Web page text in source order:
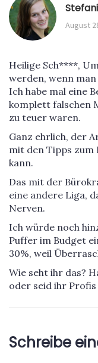
August
Heilige Sch****,
werden, wenn
Ich habe mal eine
komplett falschen
zu teuer waren.
Ganz ehrlich, der
mit den Tipps zum
kann.
Das mit der
eine andere Liga,
Nerven.
Ich würde noch
Puffer im Budget
30%, weil
Wie seht ihr das?
oder seid ihr Profis
Schreibe